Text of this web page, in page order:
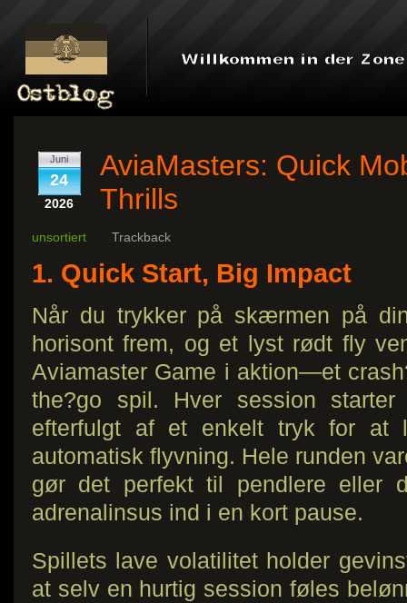
Juni
24
2026
AviaMasters: Quick
Thrills
unsortiert Trackback
1. Quick Start, Big Impact
Når du trykker på skærmen på
horisont frem, og et lyst rødt fly
Aviamaster Game i aktion—et
the?go spil. Hver session
efterfulgt af et enkelt tryk for at
automatisk flyvning. Hele runden
gør det perfekt til pendlere eller
adrenalinsus ind i en kort pause.
Spillets lave volatilitet holder
at selv en hurtig session føles